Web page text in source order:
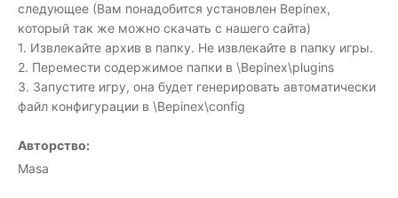
следующее (Вам понадобится установлен Bepinex,
который так же можно скачать с нашего сайта)
1. Извлекайте архив в папку. Не извлекайте в папку игры.
2. Перемести содержимое папки в \Bepinex\plugins
3. Запустите игру, она будет генерировать автоматически
файл конфигурации в \Bepinex\config
Авторство:
Masa